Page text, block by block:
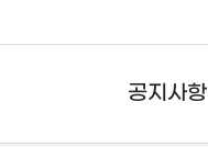
공지사항